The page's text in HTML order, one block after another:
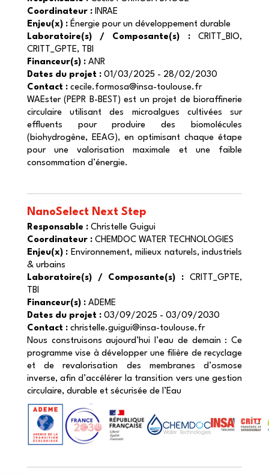
Coordinateur :INRAE
Enjeu(x) :Énergie pour un développement durable
Laboratoire(s) / Composante(s) :CRITT_BIO,
CRITT_GPTE, TBI
Financeur(s) :ANR
Dates du projet :01/03/2025 - 28/02/2030
Contact :cecile.formosa@insa-toulouse.fr
WAEster (PEPR B-BEST) est un projet de bioraffinerie
circulaire utilisant des microalgues cultivées sur
effluents pour produire des biomolécules
(biohydrogène, EEAG), en optimisant chaque étape
pour une valorisation maximale et une faible
consommation d’énergie.
NanoSelect Next Step
Responsable :Christelle Guigui
Coordinateur :CHEMDOC WATER TECHNOLOGIES
Enjeu(x) : Environnement, milieux naturels, industriels
& urbains
Laboratoire(s) / Composante(s) : CRITT_GPTE,
TBI
Financeur(s) :ADEME
Dates du projet :03/09/2025 - 03/09/2030
Contact :christelle.guigui@insa-toulouse.fr
Nous construisons aujourd’hui l’eau de demain : Ce
programme vise à développer une filière de recyclage
et de revalorisation des membranes d’osmose
inverse, afin d’accélérer la transition vers une gestion
circulaire, durable et sécurisée de l’Eau